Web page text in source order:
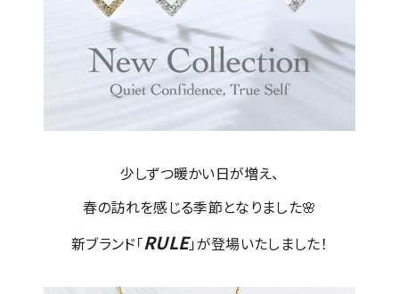
少しずつ暖かい日が増え、
春の訪れを感じる季節となりました🌸
新ブランド「RULE」が登場いたしました！